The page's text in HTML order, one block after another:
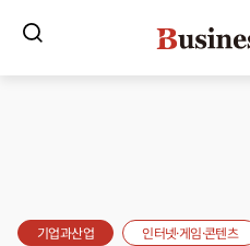
기업과산업 인터넷·게임·콘텐츠